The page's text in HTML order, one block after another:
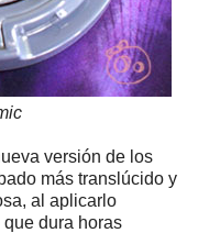
versión de los
más translúcido y
al aplicarlo
dura horas